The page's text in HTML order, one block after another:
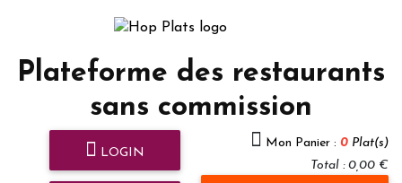
Plateforme des restaurants
sans commission
LOGIN
Mon Panier : 0 Plat(s)
Total : 0,00 €